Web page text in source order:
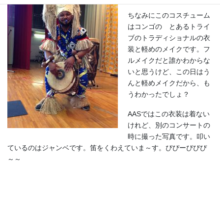
ちなみにこのコスチューム
はコンゴの とあるトライ
ブのトラディショナルの衣
装と軽めのメイクです。フ
ルメイクだと誰かわからな
いと思うけど、この日はう
んと軽めメイクだから、も
うわかったでしょ？
AASではこの衣装は着ない
けれど、別のコンサートの
時に撮った写真です。叩い
ているのはジャンベです。笛をくわえていま～す。ぴぴーぴぴぴ
～～